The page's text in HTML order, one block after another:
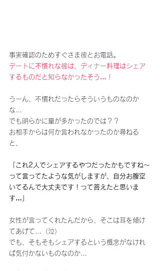
事実確認のためすぐさま彼とお電話。
デートに不慣れな彼は、ディナー料理はシェア
するものだと知らなかったそう…！
うーん、不慣れだったらそういうものなのか
な…
でも明らかに量が多かったのでは？？
お相手からは何か言われなかったのか尋ねる
と、
「これ2人でシェアするやつだったかもですね～
って言ってたような気がしますが、自分お腹空
いてるんで大丈夫です！って答えたと思いま
す…」
女性が言ってくれたんだから、そこは耳を傾け
てあげて…（泣）
でも、そもそもシェアするという概念がなけれ
ば気付かないものなのか…